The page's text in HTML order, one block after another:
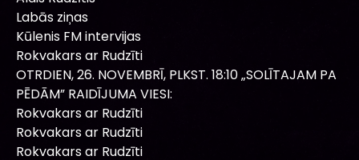
Labās ziņas
Kūlenis FM intervijas
Rokvakars ar Rudzīti
OTRDIEN, 26. NOVEMBRĪ, PLKST. 18:10 „SOLĪTAJAM PA
PĒDĀM” RAIDĪJUMA VIESI:
Rokvakars ar Rudzīti
Rokvakars ar Rudzīti
Rokvakars ar Rudzīti